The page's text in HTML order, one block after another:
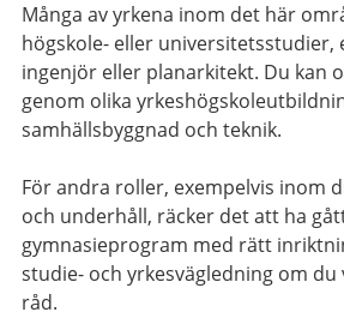
Många av yrkena inom det här
högskole- eller universitetsstudier,
ingenjör eller planarkitekt. Du kan
genom olika
samhällsbyggnad och teknik.
För andra roller, exempelvis inom
och underhåll, räcker det att ha
gymnasieprogram med rätt
studie- och yrkesvägledning om du
råd.